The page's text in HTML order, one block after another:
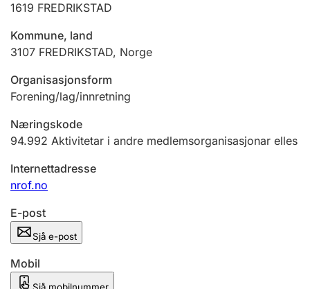
Jeger
Ektepaktrettleiaren
Andre tema
1619 FREDRIKSTAD
Kommune, land
3107 FREDRIKSTAD, Norge
Organisasjonsform
Forening/lag/innretning
Næringskode
94.992 Aktivitetar i andre medlemsorganisasjonar elles
Internettadresse
nrof.no
E-post
Sjå e-post
Mobil